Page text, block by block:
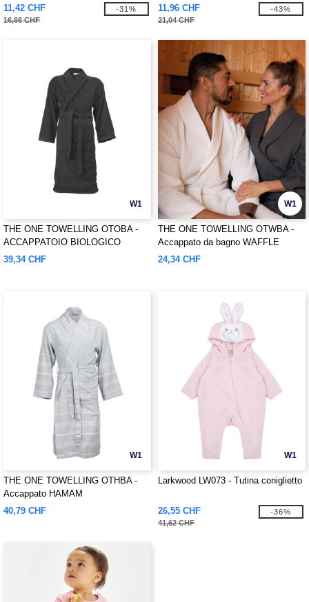
11,42 CHF
16,66 CHF
-31%
11,96 CHF
21,04 CHF
-43%
W1
THE ONE TOWELLING OTOBA -
ACCAPPATOIO BIOLOGICO
39,34 CHF
W1
THE ONE TOWELLING OTWBA -
Accappato da bagno WAFFLE
24,34 CHF
W1
THE ONE TOWELLING OTHBA -
Accappato HAMAM
40,79 CHF
W1
Larkwood LW073 - Tutina coniglietto
26,55 CHF
41,62 CHF
-36%